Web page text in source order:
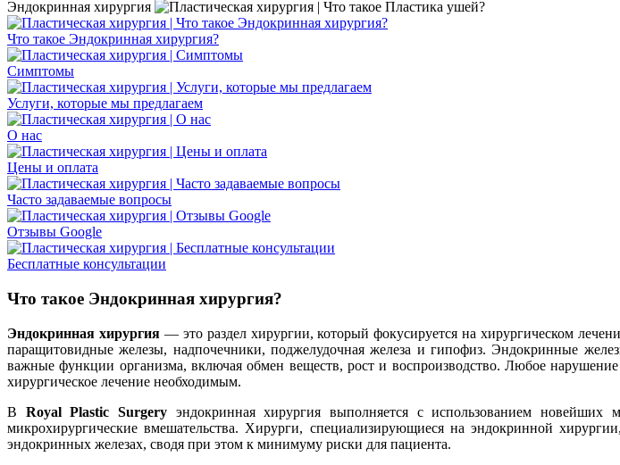
Эндокринная хирургия
Что такое Эндокринная хирургия?
Симптомы
Услуги, которые мы предлагаем
О нас
Цены и оплата
Часто задаваемые вопросы
Отзывы Google
Бесплатные консультации
Что такое Эндокринная хирургия?
Эндокринная хирургия— это раздел хирургии, который фокусируется на хирургическом
паращитовидные железы, надпочечники, поджелудочная железа и гипофиз. Эндокринные
важные функции организма, включая обмен веществ, рост и воспроизводство. Любое
хирургическое лечение необходимым.
В Royal Plastic Surgery эндокринная хирургия выполняется с использованием
микрохирургические вмешательства. Хирурги, специализирующиеся на эндокринной
эндокринных железах, сводя при этом к минимуму риски для пациента.